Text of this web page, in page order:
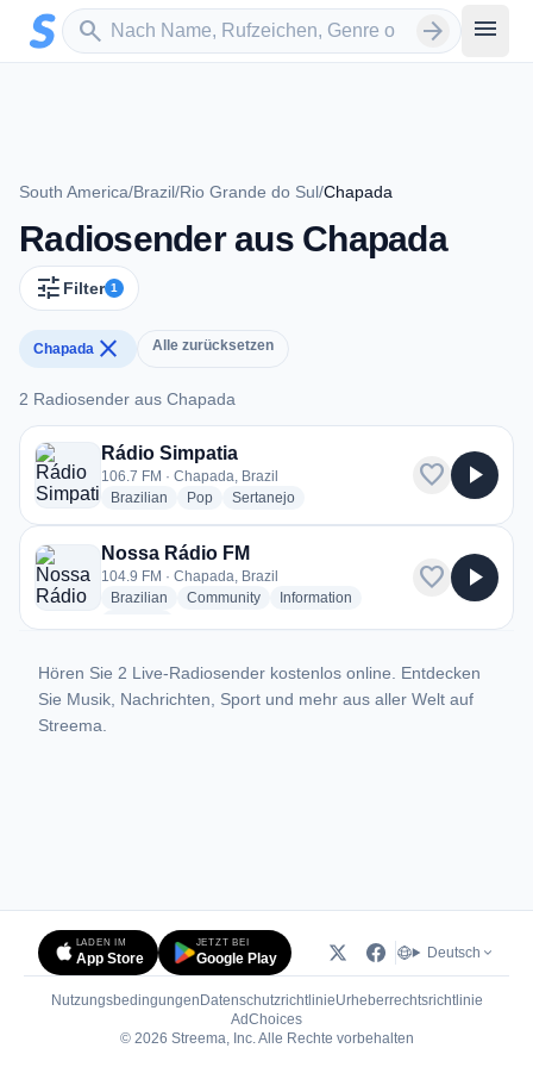
Zum Hauptinhalt springen
search
Sender suchen arrow_forward menu
South America/Brazil/Rio Grande do Sul/Chapada
Radiosender aus Chapada
tune Filter 1
Chapada close Alle zurücksetzen
2 Radiosender aus Chapada
2 Radiosender aus Chapada
Rádio Simpatia
106.7 FM · Chapada, Brazil
Brazilian radio stations
Popradio stations
Sertanejoradio stations
favorite play_arrow
Nossa Rádio FM
104.9 FM · Chapada, Brazil
Brazilian radio stations
Communityradio stations
Information
favorite play_arrow
Hören Sie 2 Live-Radiosender kostenlos online. Entdecken
Sie Musik, Nachrichten, Sport und mehr aus aller Welt auf
Streema.
LADEN IM
App Store
JETZT BEI
Google Play Deutsch
Nutzungsbedingungen DatenschutzrichtlinieUrheberrechtsrichtlinie
AdChoices(öffnet in neuem Tab)
© 2026 Streema, Inc. Alle Rechte vorbehalten